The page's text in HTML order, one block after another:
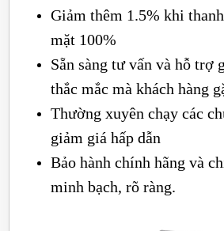
Giảm thêm 1.5% khi
mặt 100%
Sẵn sàng tư vấn và hỗ trợ
thắc mắc mà khách hàng
Thường xuyên chạy các
giảm giá hấp dẫn
Bảo hành chính hãng và
minh bạch, rõ ràng.